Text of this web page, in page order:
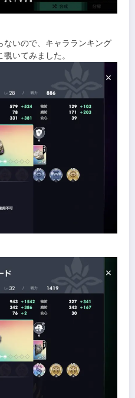
いので、キャラランキング
いてみました。